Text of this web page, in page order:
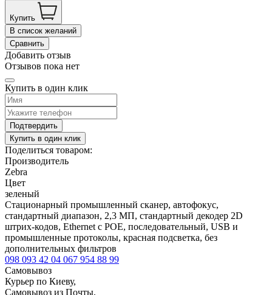
Купить
В список желаний
Сравнить
Добавить отзыв
Отзывов пока нет
Купить в один клик
Подтвердить
Купить в один клик
Поделиться товаром:
Производитель
Zebra
Цвет
зеленый
Стационарный промышленный сканер, автофокус,
стандартный диапазон, 2,3 МП, стандартный декодер 2D
штрих-кодов, Ethernet с POE, последовательный, USB и
промышленные протоколы, красная подсветка, без
дополнительных фильтров
098 093 42 04 067 954 88 99
Самовывоз
Курьер по Киеву,
Самовывоз из Почты,